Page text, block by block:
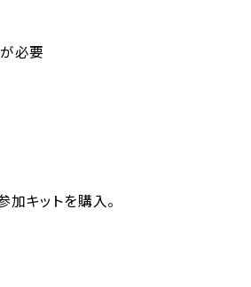
必要
キットを購入。